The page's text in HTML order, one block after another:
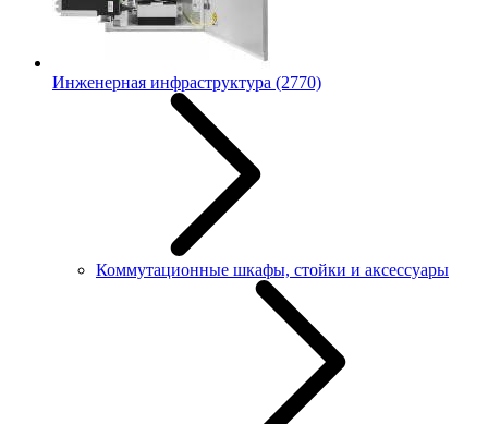
Инженерная инфраструктура (2770)
Коммутационные шкафы, стойки и аксессуары